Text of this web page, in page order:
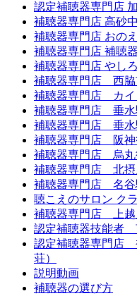
認定補聴器専門店
補聴器専門店 高砂
補聴器専門店 おの
補聴器専門店 補聴
補聴器専門店 やし
補聴器専門店 西脇
補聴器専門店 カイ
補聴器専門店 垂水
補聴器専門店 垂水
補聴器専門店 阪神
補聴器専門店 烏丸
補聴器専門店 北摂
補聴器専門店 名谷
聴こえのサロン ク
補聴器専門店 上越
認定補聴器技能者
認定補聴器専門店
荘）
説明動画
補聴器の選び方